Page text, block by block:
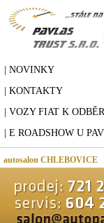
| NOVINKY
| KONTAKTY
| VOZY FIAT K
| E ROADSHOW U
autosalon CHLEBOVICE